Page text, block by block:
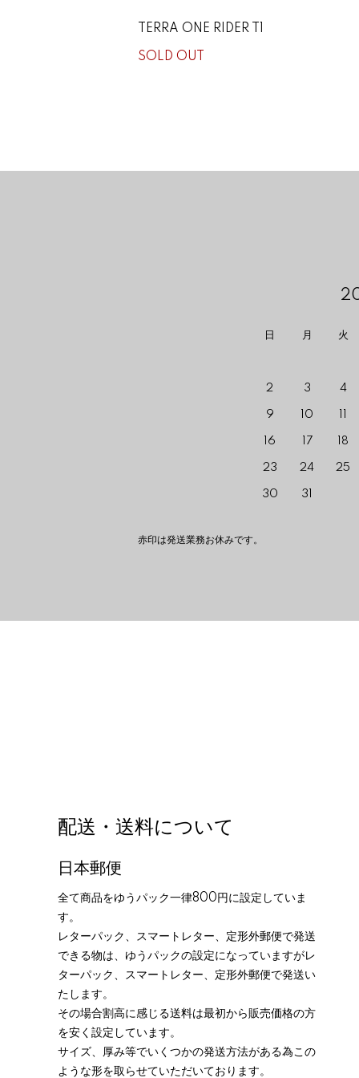
TERRA ONE RIDER T1
SOLD OUT
日 月 火
2 3 4
9 10
16 17 18
23 24 25
30 31
赤印は発送業務お休みで
配送・送料について
日本郵便
全て商品をゆうパック一律800円に設定していま
す。
レターパック、スマートレター、定形外郵便で発送
できる物は、ゆうパックの設定になっていますがレ
ターパック、スマートレター、定形外郵便で発送い
たします。
その場合割高に感じる送料は最初から販売価格の方
を安く設定しています。
サイズ、厚み等でいくつかの発送方法がある為この
ような形を取らせていただいております。